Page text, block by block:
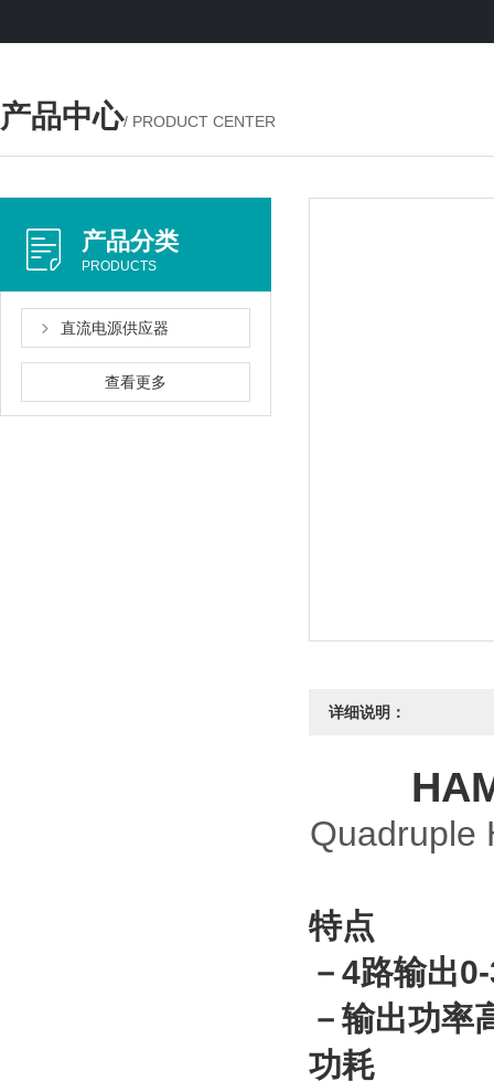
产品中心/ PRODUCT CENTER
产品分类
PRODUCTS
直流电源供应器
查看更多
详细说明：
Quadruple
特点
－4路输出
－输出功率
功耗